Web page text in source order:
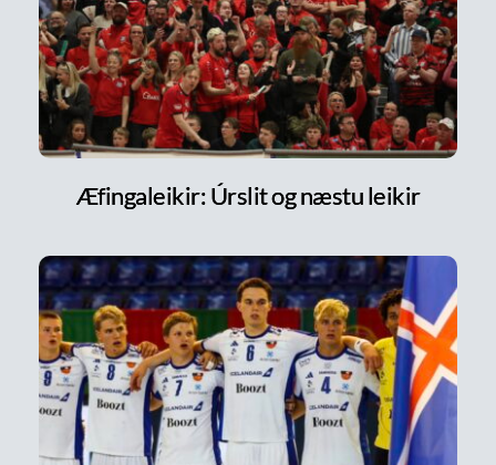
Æfingaleikir: Úrslit og næstu leikir